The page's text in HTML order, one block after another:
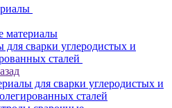
материалы
для сварки углеродистых и
сталей
для сварки углеродистых и
сталей